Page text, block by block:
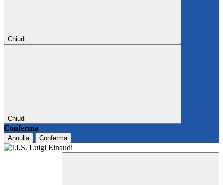
Chiudi
Chiudi
Conferma
Annulla Conferma